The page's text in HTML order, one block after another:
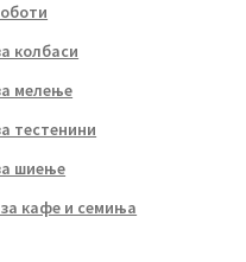
колбаси
мелење
тестенини
шиење
кафе и семиња